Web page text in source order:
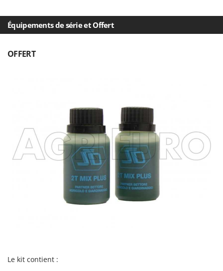
Transpalettes
Tronçonneuses
Linea VZ
Lotusgrill
Macte Ovens
Makita
MAMMAMIA
Marcato
Marina Systems
Mastercook
Michelin
Équipements de série et Offert
OFFERT
Le kit contient :